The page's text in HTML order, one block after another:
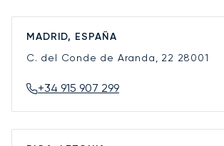
MADRID, ESPAÑA
C. del Conde de Aranda, 22 28001
+34 915 907 299